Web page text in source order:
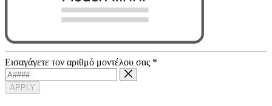
Εισαγάγετε τον αριθμό μοντέλου σας *
APPLY